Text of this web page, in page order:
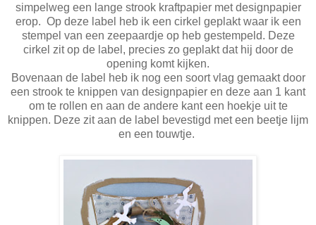
simpelweg een lange strook kraftpapier met designpapier
erop. Op deze label heb ik een cirkel geplakt waar ik een
stempel van een zeepaardje op heb gestempeld. Deze
cirkel zit op de label, precies zo geplakt dat hij door de
opening komt kijken.
Bovenaan de label heb ik nog een soort vlag gemaakt door
een strook te knippen van designpapier en deze aan 1 kant
om te rollen en aan de andere kant een hoekje uit te
knippen. Deze zit aan de label bevestigd met een beetje lijm
en een touwtje.